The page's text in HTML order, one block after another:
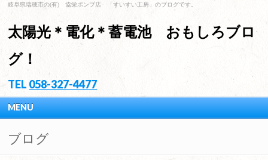
岐阜県瑞穂市の(有) 協栄ポンプ店 「すいすい工房」のブログです。
太陽光＊電化＊蓄電池 おもしろブロ
グ！
TEL 058-327-4477
MENU
ブログ